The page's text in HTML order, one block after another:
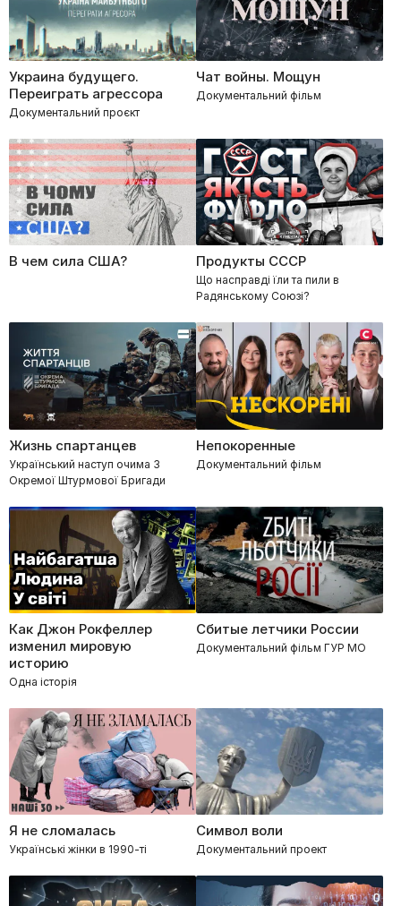
Украина будущего.
Переиграть агрессора
Документальний проєкт
Чат войны. Мощун
Документальний фільм
В чем сила США? Продукты СССР
Що насправді їли та пили в
Радянському Союзі?
Жизнь спартанцев
Український наступ очима 3
Окремої Штурмової Бригади
Непокоренные
Документальний фільм
Как Джон Рокфеллер
изменил мировую
историю
Одна історія
Сбитые летчики России
Документальний фільм ГУР МО
Я не сломалась
Українські жінки в 1990-ті
Символ воли
Документальний проект